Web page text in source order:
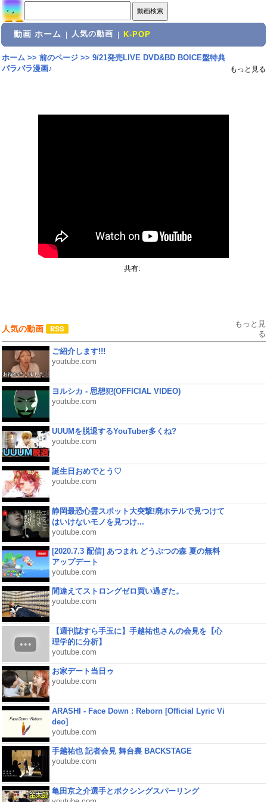
動画 ホーム 人気の動画 K-POP
ホーム>> 前のページ>> 9/21発売LIVE DVD&BD BOICE盤特典
パラパラ漫画♪
もっと見る
共有:
人気の動画
もっと見
る
ご紹介します!!!
youtube.com
ヨルシカ - 思想犯(OFFICIAL VIDEO)
youtube.com
UUUMを脱退するYouTuber多くね?
youtube.com
誕生日おめでとう♡
youtube.com
静岡最恐心霊スポット大突撃!廃ホテルで見つけて
はいけないモノを見つけ...
youtube.com
[2020.7.3 配信] あつまれ どうぶつの森 夏の無料
アップデート
youtube.com
間違えてストロングゼロ買い過ぎた。
youtube.com
【週刊誌すら手玉に】手越祐也さんの会見を【心
理学的に分析】
youtube.com
お家デート当日ゥ
youtube.com
ARASHI - Face Down : Reborn [Official Lyric Vi
deo]
youtube.com
手越祐也 記者会見 舞台裏 BACKSTAGE
youtube.com
亀田京之介選手とボクシングスパーリング